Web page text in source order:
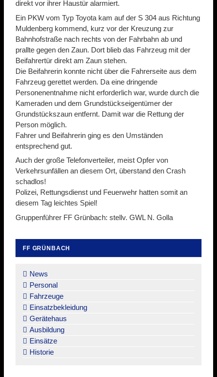
direkt vor ihrer Haustür alarmiert.
Ein PKW vom Typ Toyota kam auf der S 304 aus Richtung
Muldenberg kommend, kurz vor der Kreuzung zur
Bahnhofstraße nach rechts von der Fahrbahn ab und
prallte gegen den Zaun. Dort blieb das Fahrzeug mit der
Beifahrertür direkt am Zaun stehen.
Die Beifahrerin konnte nicht über die Fahrerseite aus dem
Fahrzeug gerettet werden. Da eine dringende
Personenentnahme nicht erforderlich war, wurde durch die
Kameraden und dem Grundstückseigentümer der
Grundstückszaun entfernt. Damit war die Rettung der
Person möglich.
Fahrer und Beifahrerin ging es den Umständen
entsprechend gut.
Auch der große Telefonverteiler, meist Opfer von
Verkehrsunfällen an diesem Ort, überstand den Crash
schadlos!
Polizei, Rettungsdienst und Feuerwehr hatten somit an
diesem Tag leichtes Spiel!
Gruppenführer FF Grünbach: stellv. GWL N. Golla
FF GRÜNBACH
überspringen
News
Personal
Fahrzeuge
Einsatzbekleidung
Gerätehaus
Ausbildung
Einsätze
Historie